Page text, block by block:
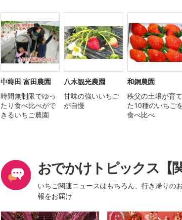
中蒔田 富田農園
時間無制限でゆっ
たり食べ比べがで
きるいちご農園
八木観光農園
甘味の強いいちご
が自慢
和銅農園
秩父の土壌が育て
た10種のいちご
食べ比べ
おでかけトピックス【関
いちご関連ニュースはもちろん、行き帰りの
報をお届け